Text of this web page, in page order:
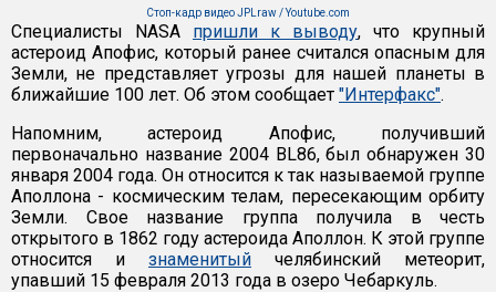
Стоп-кадр видео JPLraw / Youtube.com
Специалисты NASA пришли к выводу, что крупный
астероид Апофис, который ранее считался опасным для
Земли, не представляет угрозы для нашей планеты в
ближайшие 100 лет. Об этом сообщает "Интерфакс".
Напомним, астероид Апофис, получивший
первоначально название 2004 BL86, был обнаружен 30
января 2004 года. Он относится к так называемой группе
Аполлона - космическим телам, пересекающим орбиту
Земли. Свое название группа получила в честь
открытого в 1862 году астероида Аполлон. К этой группе
относится и знаменитый челябинский метеорит,
упавший 15 февраля 2013 года в озеро Чебаркуль.